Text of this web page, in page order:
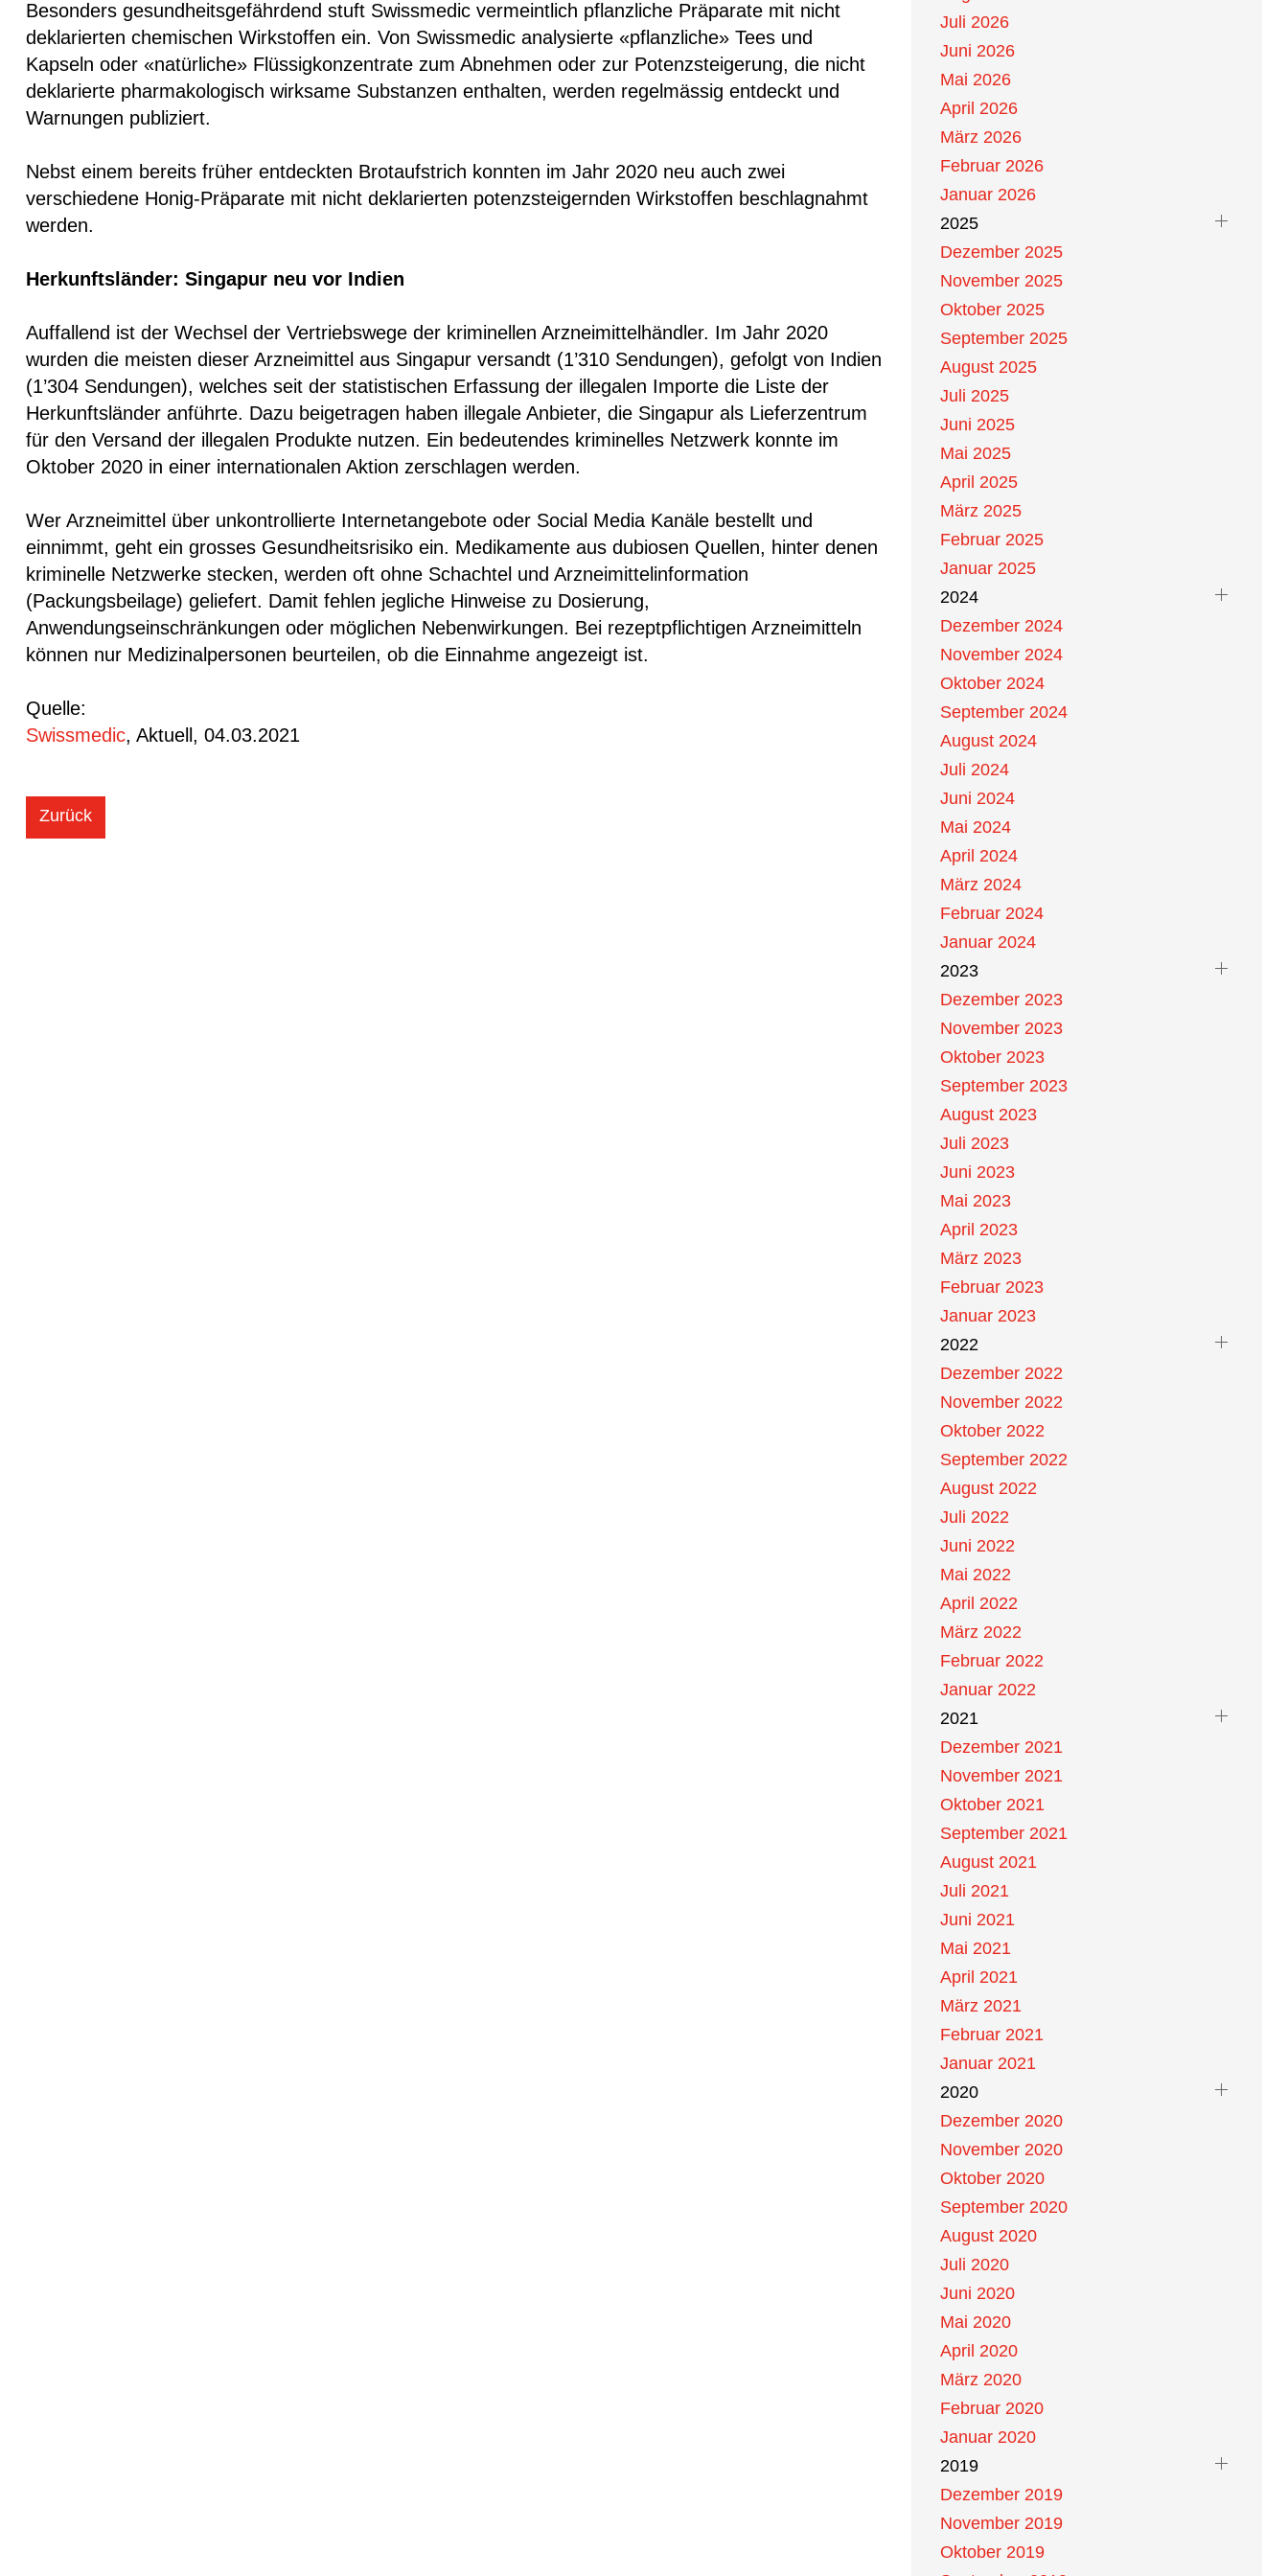
Besonders gesundheitsgefährdend stuft Swissmedic vermeintlich pflanzliche Präparate mit nicht
deklarierten chemischen Wirkstoffen ein. Von Swissmedic analysierte «pflanzliche» Tees und
Kapseln oder «natürliche» Flüssigkonzentrate zum Abnehmen oder zur Potenzsteigerung, die nicht
deklarierte pharmakologisch wirksame Substanzen enthalten, werden regelmässig entdeckt und
Warnungen publiziert.
Nebst einem bereits früher entdeckten Brotaufstrich konnten im Jahr 2020 neu auch zwei
verschiedene Honig-Präparate mit nicht deklarierten potenzsteigernden Wirkstoffen beschlagnahmt
werden.
Herkunftsländer: Singapur neu vor Indien
Auffallend ist der Wechsel der Vertriebswege der kriminellen Arzneimittelhändler. Im Jahr 2020
wurden die meisten dieser Arzneimittel aus Singapur versandt (1’310 Sendungen), gefolgt von Indien
(1’304 Sendungen), welches seit der statistischen Erfassung der illegalen Importe die Liste der
Herkunftsländer anführte. Dazu beigetragen haben illegale Anbieter, die Singapur als Lieferzentrum
für den Versand der illegalen Produkte nutzen. Ein bedeutendes kriminelles Netzwerk konnte im
Oktober 2020 in einer internationalen Aktion zerschlagen werden.
Wer Arzneimittel über unkontrollierte Internetangebote oder Social Media Kanäle bestellt und
einnimmt, geht ein grosses Gesundheitsrisiko ein. Medikamente aus dubiosen Quellen, hinter denen
kriminelle Netzwerke stecken, werden oft ohne Schachtel und Arzneimittelinformation
(Packungsbeilage) geliefert. Damit fehlen jegliche Hinweise zu Dosierung,
Anwendungseinschränkungen oder möglichen Nebenwirkungen. Bei rezeptpflichtigen Arzneimitteln
können nur Medizinalpersonen beurteilen, ob die Einnahme angezeigt ist.
Quelle:
Swissmedic, Aktuell, 04.03.2021
Zurück
Juli 2026
Juni 2026
Mai 2026
April 2026
März 2026
Februar 2026
Januar 2026
2025
Dezember 2025
November 2025
Oktober 2025
September 2025
August 2025
Juli 2025
Juni 2025
Mai 2025
April 2025
März 2025
Februar 2025
Januar 2025
2024
Dezember 2024
November 2024
Oktober 2024
September 2024
August 2024
Juli 2024
Juni 2024
Mai 2024
April 2024
März 2024
Februar 2024
Januar 2024
2023
Dezember 2023
November 2023
Oktober 2023
September 2023
August 2023
Juli 2023
Juni 2023
Mai 2023
April 2023
März 2023
Februar 2023
Januar 2023
2022
Dezember 2022
November 2022
Oktober 2022
September 2022
August 2022
Juli 2022
Juni 2022
Mai 2022
April 2022
März 2022
Februar 2022
Januar 2022
2021
Dezember 2021
November 2021
Oktober 2021
September 2021
August 2021
Juli 2021
Juni 2021
Mai 2021
April 2021
März 2021
Februar 2021
Januar 2021
2020
Dezember 2020
November 2020
Oktober 2020
September 2020
August 2020
Juli 2020
Juni 2020
Mai 2020
April 2020
März 2020
Februar 2020
Januar 2020
2019
Dezember 2019
November 2019
Oktober 2019